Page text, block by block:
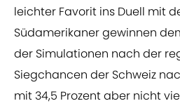
leichter Favorit ins Duell mit
Südamerikaner gewinnen
der Simulationen nach der
Siegchancen der Schweiz
mit 34,5 Prozent aber nicht